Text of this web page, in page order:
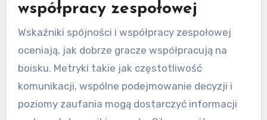
współpracy zespołowej
Wskaźniki spójności i współpracy zespołowej
oceniają, jak dobrze gracze współpracują na
boisku. Metryki takie jak częstotliwość
komunikacji, wspólne podejmowanie decyzji i
poziomy zaufania mogą dostarczyć informacji